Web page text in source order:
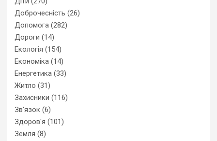
Доброчесність (26)
Допомога (282)
Дороги (14)
Екологія (154)
Економіка (14)
Енергетика (33)
Житло (31)
Захисники (116)
Зв'язок (6)
Здоров'я (101)
Земля (8)